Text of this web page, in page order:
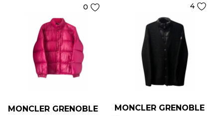
0
MONCLER GRENOBLE
4
MONCLER GRENOBLE